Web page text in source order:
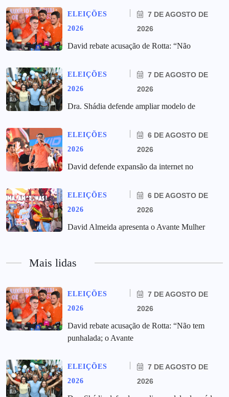
ELEIÇÕES
2026
7 DE AGOSTO DE
2026
David rebate acusação de Rotta: “Não
ELEIÇÕES
2026
7 DE AGOSTO DE
2026
Dra. Shádia defende ampliar modelo de
ELEIÇÕES
2026
6 DE AGOSTO DE
2026
David defende expansão da internet no
ELEIÇÕES
2026
6 DE AGOSTO DE
2026
David Almeida apresenta o Avante Mulher
Mais lidas
ELEIÇÕES
2026
7 DE AGOSTO DE
2026
David rebate acusação de Rotta: “Não tem
punhalada; o Avante
ELEIÇÕES
2026
7 DE AGOSTO DE
2026